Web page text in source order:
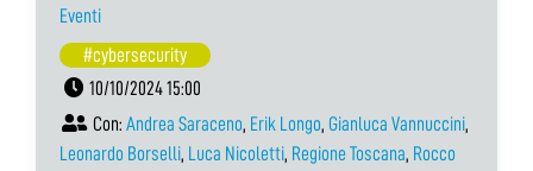
Eventi
#cybersecurity
10/10/2024 15:00
Con: Andrea Saraceno, Erik Longo, Gianluca Vannuccini,
Leonardo Borselli, Luca Nicoletti, Regione Toscana, Rocco